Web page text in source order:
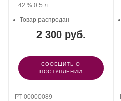
Производитель:
компаний
.Крепость
42 %. Объем
0.5 л
2 300 руб.
Товар распродан
СООБЩИТЬ О
ПОСТУПЛЕНИИ
РТ-00000089